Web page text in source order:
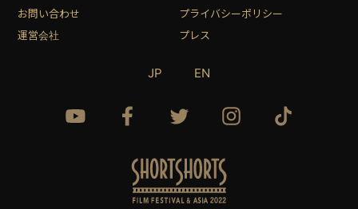
お問い合わせ
プライバシーポリシー
運営会社
プレス
JP EN